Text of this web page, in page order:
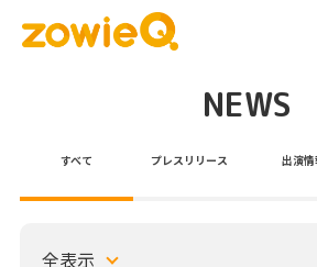
NEWS
すべて プレスリリース 出演情
全表示